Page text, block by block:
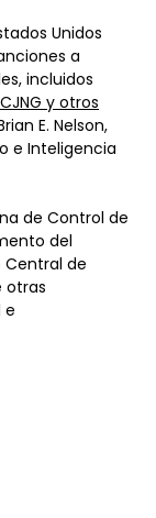
Unidos
a
incluidos
CJNG y otros
E. Nelson,
e Inteligencia
de Control de
del
Central de
otras
e